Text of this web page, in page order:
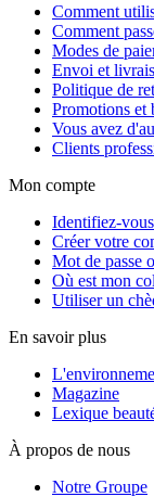
Comment
Comment
Modes de
Envoi et
Politique de
Promotions et
Vous avez
Clients
Mon compte
Identifiez-vous
Créer votre
Mot de passe
Où est mon
Utiliser un
En savoir plus
Magazine
Lexique
À propos de nous
Notre Groupe